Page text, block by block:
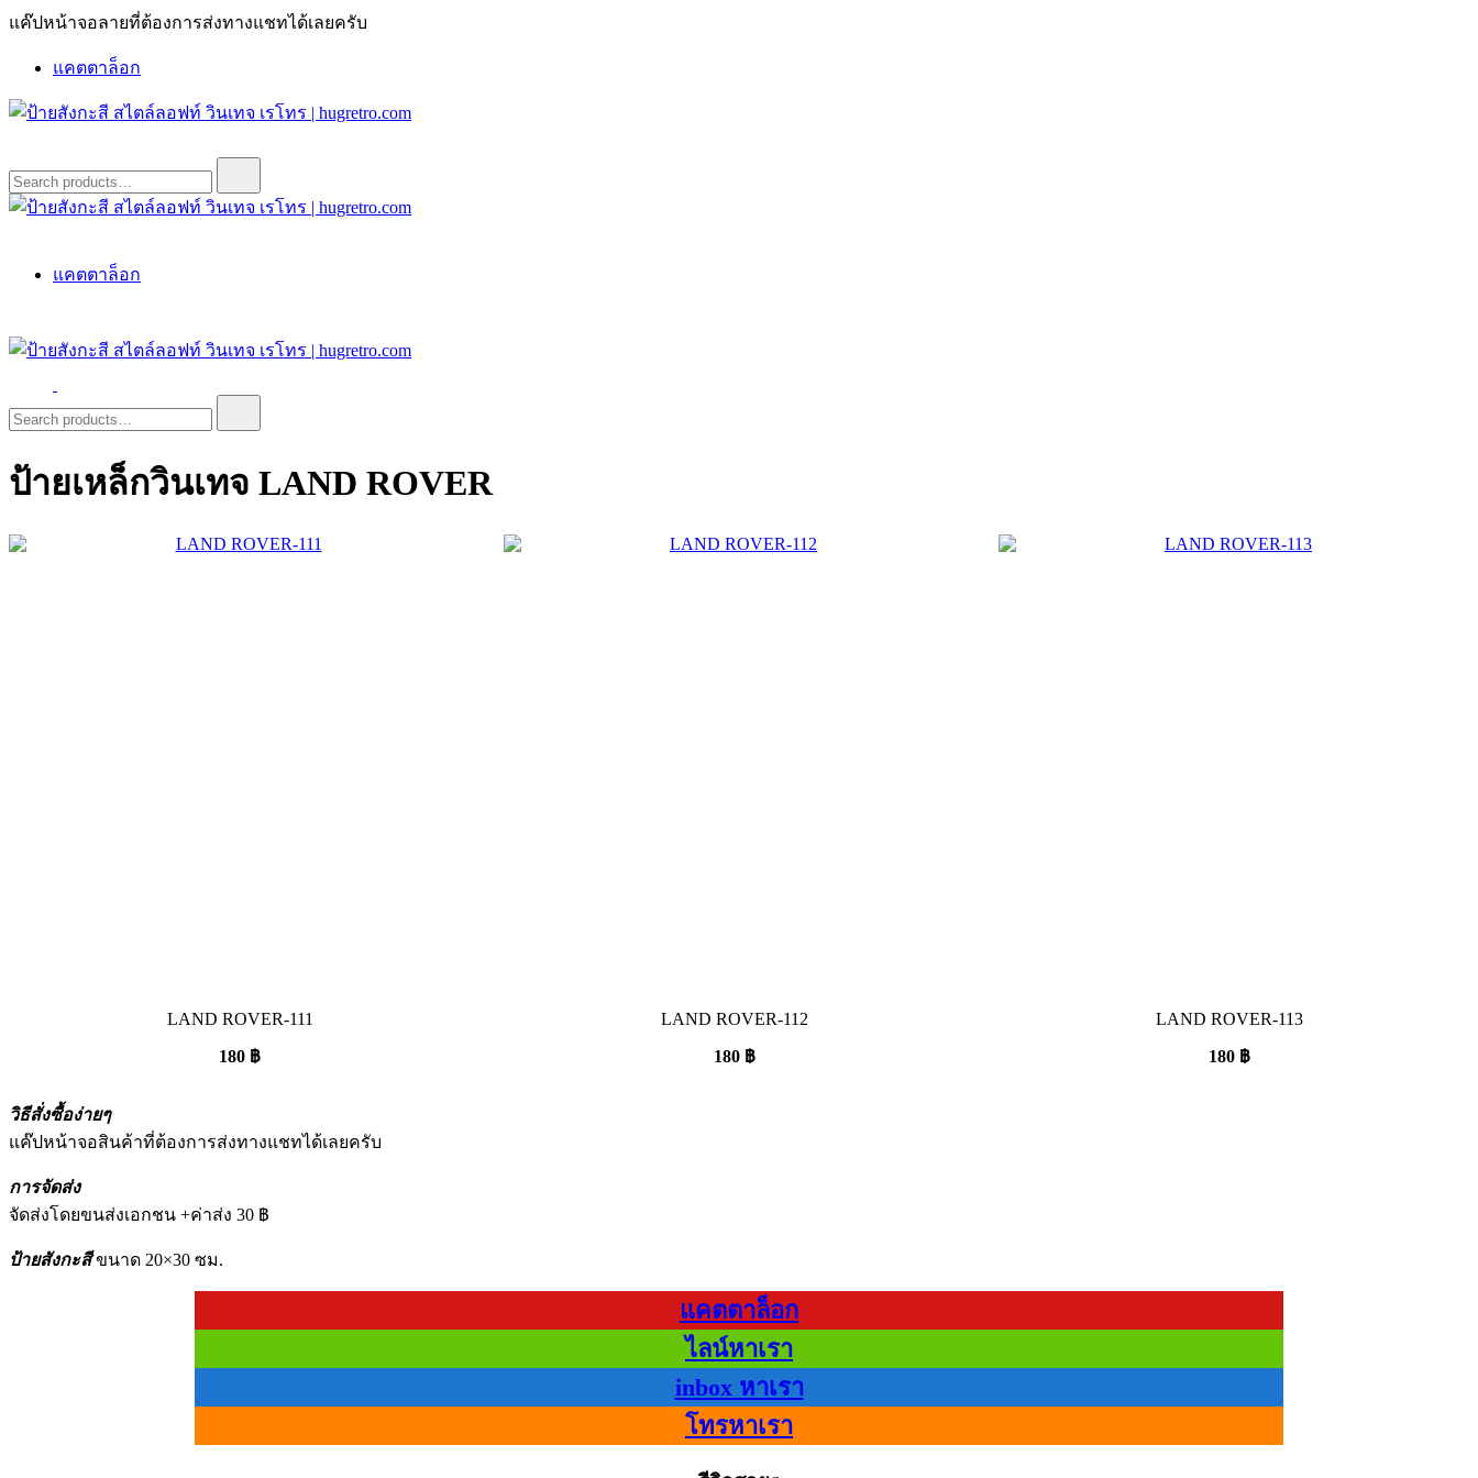
Skip
แค๊ปหน้าจอลายที่ต้องการส่งทางแชทได้เลยครับ
แคตตาล็อก
ป้ายสังกะสี สไตล์ลอฟท์ วินเทจ เรโทร | hugretro.com
ป้ายวินเทจ แต่งบ้าน ร้านกาแฟ ผับ โรงแรม ป้ายโค้ก เป็ปซี่เวสป้าฮาร์เล่ย์โฆษณาเก่าโบราณ มีราคาแบบสวยๆเพียบหรือสั่งทำโทร O8664277II
for:
แคตตาล็อก
ป้ายสังกะสี สไตล์ลอฟท์ วินเทจ เรโทร | hugretro.com
ป้ายวินเทจ แต่งบ้าน ร้านกาแฟ ผับ โรงแรม ป้ายโค้ก เป็ปซี่เวสป้าฮาร์เล่ย์โฆษณาเก่าโบราณ มีราคาแบบสวยๆเพียบหรือสั่งทำโทร O8664277II
for:
ป้ายเหล็กวินเทจ LAND ROVER
LAND ROVER-111
180 ฿
LAND ROVER-112
180 ฿
LAND ROVER-113
180 ฿
วิธีสั่งซื้อง่ายๆ
แค๊ปหน้าจอสินค้าที่ต้องการส่งทางแชทได้เลยครับ
การจัดส่ง
จัดส่งโดยขนส่งเอกชน +ค่าส่ง 30 ฿
ป้ายสังกะสีขนาด 20×30 ซม.
แคตตาล็อก
ไลน์หาเรา
inbox หาเรา
โทรหาเรา